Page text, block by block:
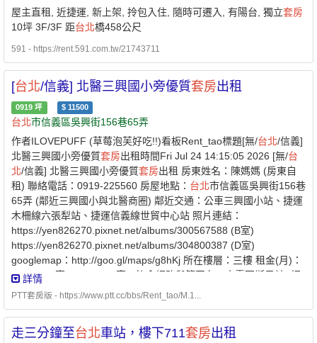
備：24H監視錄影/大門磁卡管制/自動洗衣機X3/投幣式烘衣機/公共
晾衣空間/ 逆滲透自動加水飲水機/緊急照明設備/滅火器/煙霧警報器/
除濕機2台 500M光纖wifi 注意事項：禁養動物/禁菸/押金2個月/中途
退租扣押金1個月/需簽訂生活公約 房屋屋主：林先生 0935-285-
130 看屋前請來電聯絡! 平日.假日.白天.晚間 皆可看屋喔~ 房東 用
心經營 認真負責 仲介勿擾 謝謝! 參考照片 https://reurl.cc/DYdp7d
可 FB 私訊 https://www.facebook.com/profile.php id
100009348971998
屋主直租, 近捷運, 新上架, 拎包入住, 隨時可遷入, 有陽台, 獨立套房
10坪 3F/3F 距台北橋458公尺
591 - https://rent.591.com.tw/21743711
[台北/信義] 北醫三興國小旁優質套房出租
0919 坪 $ 11500
台北市信義區吳興街156巷65弄
作者ILOVEPUFF (草莓泡芙好吃!!)看板Rent_tao標題[無/台北/信義]
北醫三興國小旁優質套房出租時間Fri Jul 24 14:15:05 2026 [無/台
北/信義] 北醫三興國小旁優質套房出租 房東姓名：陳媽媽 (房東自
租) 聯絡電話：0919-225560 房屋地點： 台北市信義區吳興街156巷
65弄 (鄰近三興國小與北醫商圈) 鄰近交通：公車三興國小站、捷運
木柵線六張犁站、捷運信義線世貿中心站 照片連結：
https://yen826270.pixnet.net/albums/300567588 (B室)
https://yen826270.pixnet.net/albums/304800387 (D室)
googlemap：http://goo.gl/maps/g8hKj 所在樓層：三樓 租金(月)：
11,500 (B室) 10,000 (D室) (皆含網路與第四台，水電瓦斯另計) 押
金：兩個月 格局坪數：約五至六坪 提供設備：對外氣密窗、天然瓦
備 註：屋內有對外大片窗，採光通風皆良好，冬天不潮濕 鄰近三興
國小、全聯超市、基隆路通化夜市口、台北醫學大學商圈 附近有大
詳情
PTT套房版 - https://www.ptt.cc/bbs/Rent_tao/M.1...
走三分鐘至台北車站，樓下711套房出租